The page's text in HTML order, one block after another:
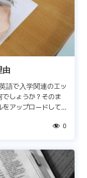
由
語で入学関連のエッ
しょうか？そのま
アップロードして
0